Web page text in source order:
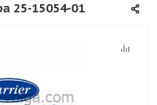
25-15054-01